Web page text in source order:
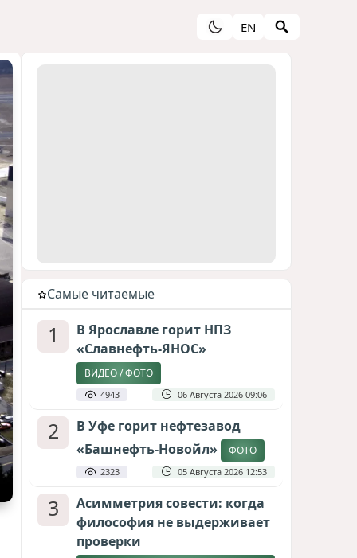
EN
Cамые читаемые
1
В Ярославле горит НПЗ
«Славнефть-ЯНОС»
ВИДЕО / ФОТО
4943 06 Августа 2026 09:06
2
В Уфе горит нефтезавод
«Башнефть-Новойл»
ФОТО
2323 05 Августа 2026 12:53
3
Асимметрия совести: когда
философия не выдерживает
проверки